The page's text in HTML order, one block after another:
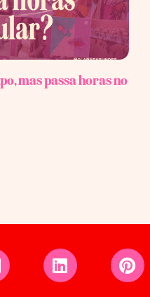
mas passa horas no